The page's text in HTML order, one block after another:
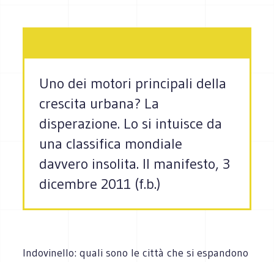
Uno dei motori principali della
crescita urbana? La
disperazione. Lo si intuisce da
una classifica mondiale
davvero insolita. Il manifesto, 3
dicembre 2011 (f.b.)
Indovinello: quali sono le città che si espandono